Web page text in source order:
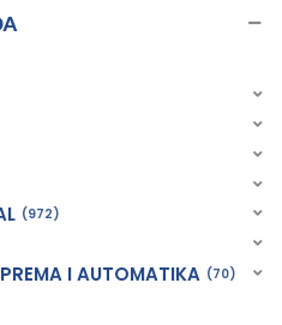
972
I AUTOMATIKA 70